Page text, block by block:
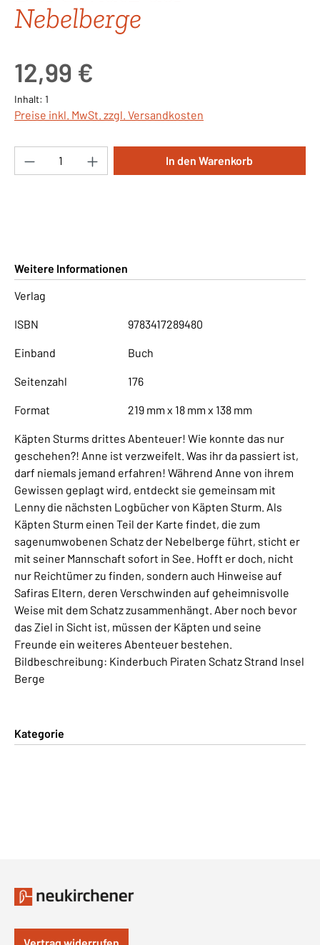
Nebelberge
12,99 €
Inhalt: 1
Preise inkl. MwSt. zzgl. Versandkosten
Produkt Anzahl: Gib den gewünschten
In den Warenkorb
Weitere Informationen
Verlag
ISBN 9783417289480
Einband Buch
Seitenzahl 176
Format 219 mm x 18 mm x 138 mm
Käpten Sturms drittes Abenteuer! Wie konnte das nur
geschehen?! Anne ist verzweifelt. Was ihr da passiert ist,
darf niemals jemand erfahren! Während Anne von ihrem
Gewissen geplagt wird, entdeckt sie gemeinsam mit
Lenny die nächsten Logbücher von Käpten Sturm. Als
Käpten Sturm einen Teil der Karte findet, die zum
sagenumwobenen Schatz der Nebelberge führt, sticht er
mit seiner Mannschaft sofort in See. Hofft er doch, nicht
nur Reichtümer zu finden, sondern auch Hinweise auf
Safiras Eltern, deren Verschwinden auf geheimnisvolle
Weise mit dem Schatz zusammenhängt. Aber noch bevor
das Ziel in Sicht ist, müssen der Käpten und seine
Freunde ein weiteres Abenteuer bestehen.
Bildbeschreibung: Kinderbuch Piraten Schatz Strand Insel
Berge
Kategorie